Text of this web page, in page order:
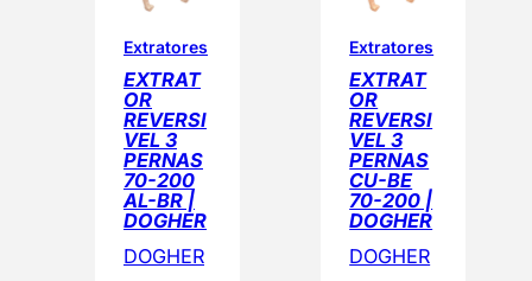
Extratores
EXTRAT
OR
REVERSI
VEL 3
PERNAS
70-200
AL-BR |
DOGHER
DOGHER
Extratores
EXTRAT
OR
REVERSI
VEL 3
PERNAS
CU-BE
70-200 |
DOGHER
DOGHER